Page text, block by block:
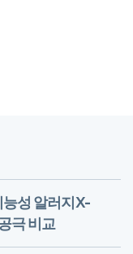
성 알러지X-
극 비교